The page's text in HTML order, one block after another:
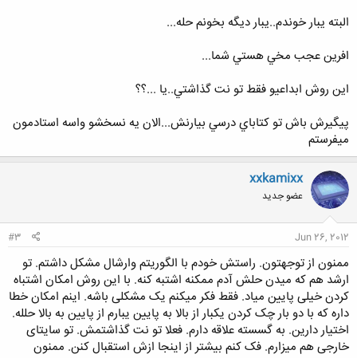
البته يبار خوندم..يبار ديگه بخونم حله...
افرين عجب مخي هستي شما...
اين روش ابداعيو فقط تو نت گذاشتي..يا ...؟؟
پيگيرش باش تو كتاباي درسي بيارنش...الان يه نسخشو واسه استادمون
ميفرستم
xxkamixx
عضو جدید
Jun 26, 2012
#3
ممنون از توجهتون. راستش خودم با الگوریتم وارشال مشکل داشتم. تو
ارشد هم که میدن حلش آدم ممکنه اشتبه کنه. با این روش امکان اشتباه
کردن خیلی پایین میاد. فقط فکر میکنم یک مشکلی باشه. اینم امکان خطا
داره که با دو بار چک کردن یکبار از بالا به پایین یبارم از پایین به بالا حلله.
اختیار دارین. به گسسته علاقه دارم. فعلا تو نت گذاشتمش. تو سایتای
خارجی هم میزارم. فک کنم بیشتر از اینجا ازش استقبال کنن. ممنون